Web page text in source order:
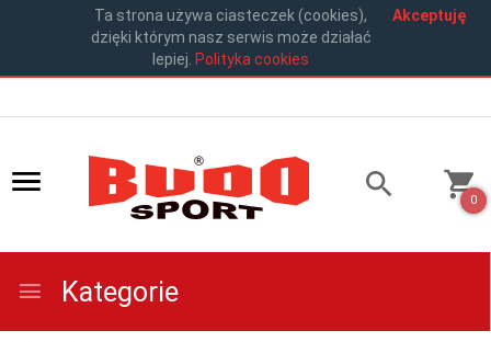
Ta strona używa ciasteczek (cookies),
dzięki którym nasz serwis może działać
lepiej. Polityka cookies
Akceptuję
0
Kategorie